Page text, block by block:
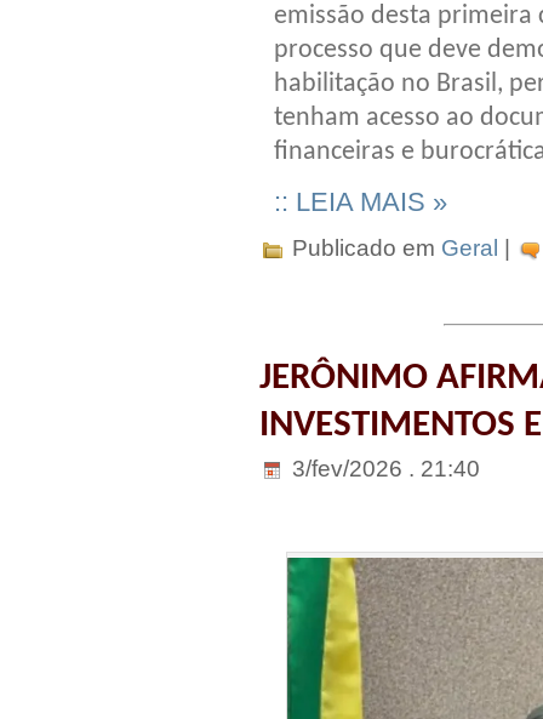
emissão desta
processo que deve
habilitação no Brasil,
tenham acesso ao
financeiras e
:: LEIA MAIS »
Publicado em Geral
JERÔNIMO
INVESTIMENTOS
3/fev/2026 . 21:40